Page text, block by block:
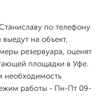
по телефону
на объект,
резервуара, оценят
площадки в Уфе.
необходимость
работы - Пн-Пт 09-